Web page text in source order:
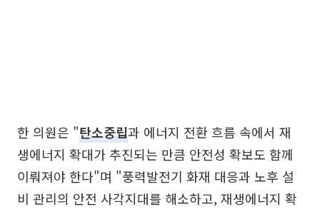
한 의원은 "탄소중립과 에너지 전환 흐름 속에서 재
생에너지 확대가 추진되는 만큼 안전성 확보도 함께
이뤄져야 한다"며 "풍력발전기 화재 대응과 노후 설
비 관리의 안전 사각지대를 해소하고, 재생에너지 확